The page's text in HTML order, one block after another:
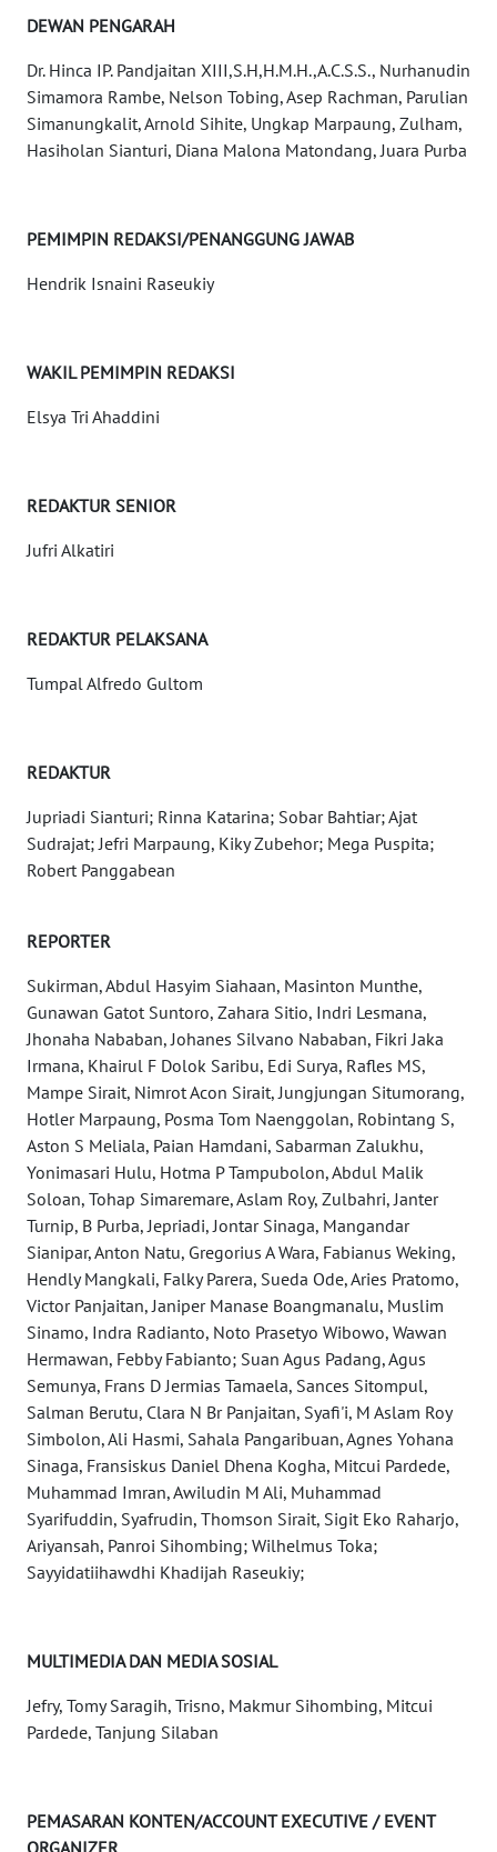
DEWAN PENGARAH
Dr. Hinca IP. Pandjaitan XIII,S.H,H.M.H.,A.C.S.S., Nurhanudin
Simamora Rambe, Nelson Tobing, Asep Rachman, Parulian
Simanungkalit, Arnold Sihite, Ungkap Marpaung, Zulham,
Hasiholan Sianturi, Diana Malona Matondang, Juara Purba
PEMIMPIN REDAKSI/PENANGGUNG JAWAB
Hendrik Isnaini Raseukiy
WAKIL PEMIMPIN REDAKSI
Elsya Tri Ahaddini
REDAKTUR SENIOR
Jufri Alkatiri
REDAKTUR PELAKSANA
Tumpal Alfredo Gultom
REDAKTUR
Jupriadi Sianturi; Rinna Katarina; Sobar Bahtiar; Ajat
Sudrajat; Jefri Marpaung, Kiky Zubehor; Mega Puspita;
Robert Panggabean
REPORTER
Sukirman, Abdul Hasyim Siahaan, Masinton Munthe,
Gunawan Gatot Suntoro, Zahara Sitio, Indri Lesmana,
Jhonaha Nababan, Johanes Silvano Nababan, Fikri Jaka
Irmana, Khairul F Dolok Saribu, Edi Surya, Rafles MS,
Mampe Sirait, Nimrot Acon Sirait, Jungjungan Situmorang,
Hotler Marpaung, Posma Tom Naenggolan, Robintang S,
Aston S Meliala, Paian Hamdani, Sabarman Zalukhu,
Yonimasari Hulu, Hotma P Tampubolon, Abdul Malik
Soloan, Tohap Simaremare, Aslam Roy, Zulbahri, Janter
Turnip, B Purba, Jepriadi, Jontar Sinaga, Mangandar
Sianipar, Anton Natu, Gregorius A Wara, Fabianus Weking,
Hendly Mangkali, Falky Parera, Sueda Ode, Aries Pratomo,
Victor Panjaitan, Janiper Manase Boangmanalu, Muslim
Sinamo, Indra Radianto, Noto Prasetyo Wibowo, Wawan
Hermawan, Febby Fabianto; Suan Agus Padang, Agus
Semunya, Frans D Jermias Tamaela, Sances Sitompul,
Salman Berutu, Clara N Br Panjaitan, Syafi'i, M Aslam Roy
Simbolon, Ali Hasmi, Sahala Pangaribuan, Agnes Yohana
Sinaga, Fransiskus Daniel Dhena Kogha, Mitcui Pardede,
Muhammad Imran, Awiludin M Ali, Muhammad
Syarifuddin, Syafrudin, Thomson Sirait, Sigit Eko Raharjo,
Ariyansah, Panroi Sihombing; Wilhelmus Toka;
Sayyidatiihawdhi Khadijah Raseukiy;
MULTIMEDIA DAN MEDIA SOSIAL
Jefry, Tomy Saragih, Trisno, Makmur Sihombing, Mitcui
Pardede, Tanjung Silaban
PEMASARAN KONTEN/ACCOUNT EXECUTIVE / EVENT
Regional
SUMUT
WN
JABAR
WN
WN
PAPUA
WN
WN
SERAMBI
WN
JAMBI
WN
SULTRA
WN
NTB
WN
SULTENG
WN
SULBAR
WN
BABEL
WN
SUMBAR
SUMSEL
WN